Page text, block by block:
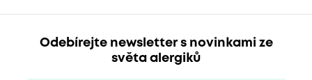
Odebírejte newsletter s novinkami ze
světa alergiků